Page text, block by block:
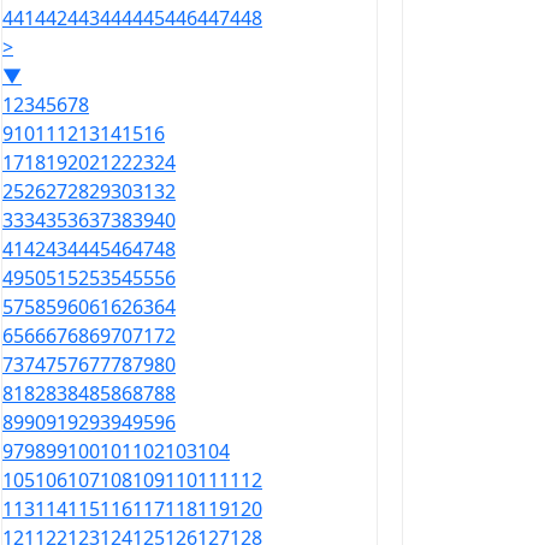
441442443444445446447448
>
▼
12345678
910111213141516
1718192021222324
2526272829303132
3334353637383940
4142434445464748
4950515253545556
5758596061626364
6566676869707172
7374757677787980
8182838485868788
8990919293949596
979899100101102103104
105106107108109110111112
113114115116117118119120
121122123124125126127128